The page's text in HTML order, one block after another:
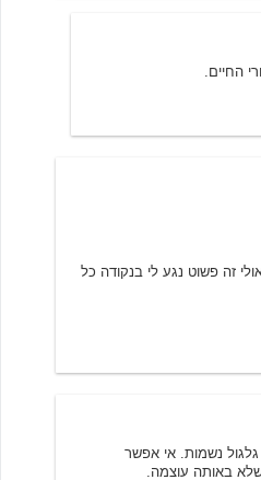
החיים.
זה פשוט נגע לי בנקודה כל
נשמות. אי אפשר
באותה עוצמה.